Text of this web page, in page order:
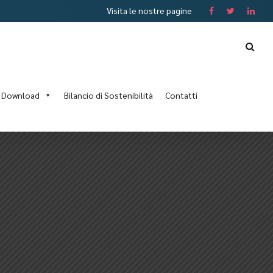
Visita le nostre pagine
Download Bilancio di Sostenibilità Contatti